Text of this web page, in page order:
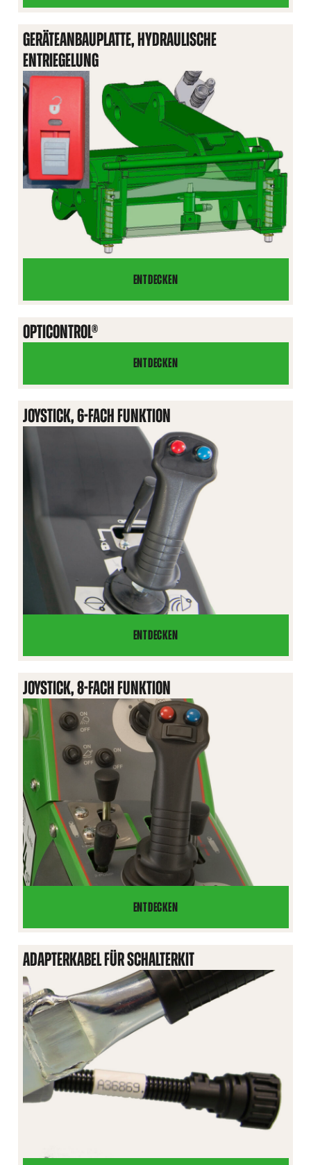
FÜR
HUBARM
GERÄTEANBAUPLATTE, HYDRAULISCHE
ENTRIEGELUNG
ENTDECKEN
GERÄTEANBAUPLATTE,
HYDRAULISCHE
OPTICONTROL®
ENTDECKEN
OPTICONTROL®
JOYSTICK, 6-FACH FUNKTION
ENTDECKEN
JOYSTICK,
6-
FACH
FUNKTION
JOYSTICK, 8-FACH FUNKTION
ENTDECKEN
JOYSTICK,
8-
FACH
FUNKTION
ADAPTERKABEL FÜR SCHALTERKIT